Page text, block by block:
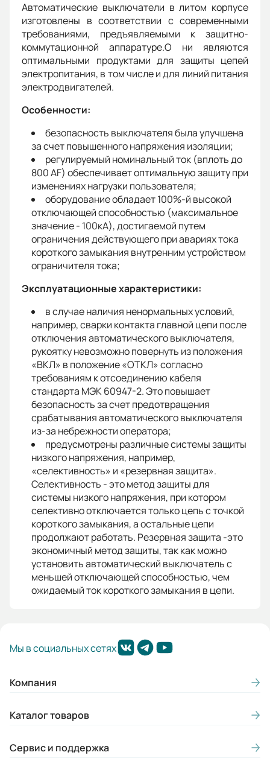
Автоматические выключатели в литом корпусе
изготовлены в соответствии с современными
требованиями, предъявляемыми к защитно-
коммутационной аппаратуре.О ни являются
оптимальными продуктами для защиты цепей
электропитания, в том числе и для линий питания
электродвигателей.
Особенности:
безопасность выключателя была улучшена
за счет повышенного напряжения изоляции;
регулируемый номинальный ток (вплоть до
800 AF) обеспечивает оптимальную защиту при
изменениях нагрузки пользователя;
оборудование обладает 100%-й высокой
отключающей способностью (максимальное
значение - 100кА), достигаемой путем
ограничения действующего при авариях тока
короткого замыкания внутренним устройством
ограничителя тока;
Эксплуатационные характеристики:
в случае наличия ненормальных условий,
например, сварки контакта главной цепи после
отключения автоматического выключателя,
рукоятку невозможно повернуть из положения
«ВКЛ» в положение «ОТКЛ» согласно
требованиям к отсоединению кабеля
стандарта МЭК 60947-2. Это повышает
безопасность за счет предотвращения
срабатывания автоматического выключателя
из-за небрежности оператора;
предусмотрены различные системы защиты
низкого напряжения, например,
«селективность» и «резервная защита».
Селективность - это метод защиты для
системы низкого напряжения, при котором
селективно отключается только цепь с точкой
короткого замыкания, а остальные цепи
продолжают работать. Резервная защита -это
экономичный метод защиты, так как можно
установить автоматический выключатель с
меньшей отключающей способностью, чем
ожидаемый ток короткого замыкания в цепи.
Мы в социальных сетях
Компания
Каталог товаров
Сервис и поддержка